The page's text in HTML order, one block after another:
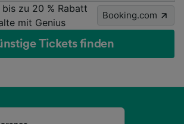
bis zu 20 % Rabatt
mit Genius
Booking.com
Tickets finden